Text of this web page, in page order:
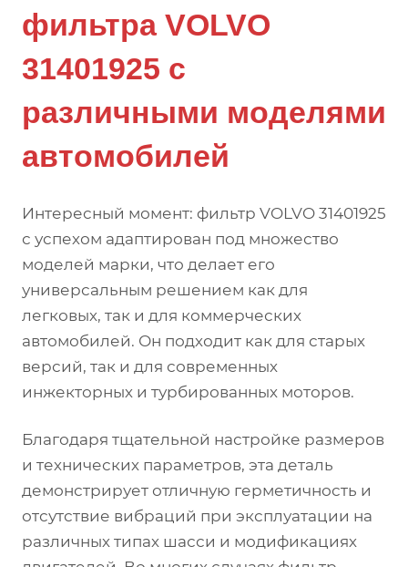
фильтра VOLVO
31401925 с
различными моделями
автомобилей
Интересный момент: фильтр VOLVO 31401925
с успехом адаптирован под множество
моделей марки, что делает его
универсальным решением как для
легковых, так и для коммерческих
автомобилей. Он подходит как для старых
версий, так и для современных
инжекторных и турбированных моторов.
Благодаря тщательной настройке размеров
и технических параметров, эта деталь
демонстрирует отличную герметичность и
отсутствие вибраций при эксплуатации на
различных типах шасси и модификациях